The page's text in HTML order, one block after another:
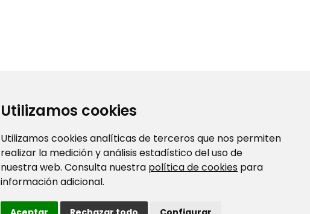
Utilizamos cookies
Utilizamos cookies analíticas de terceros que nos permiten
realizar la medición y análisis estadístico del uso de
nuestra web. Consulta nuestra política de cookies para
información adicional.